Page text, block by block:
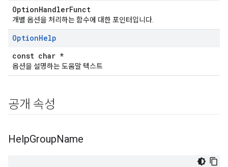
OptionHandlerFunct
개별 옵션을 처리하는 함수에 대한 포인터입니다.
OptionHelp
const char *
옵션을 설명하는 도움말 텍스트
공개 속성
HelpGroupName